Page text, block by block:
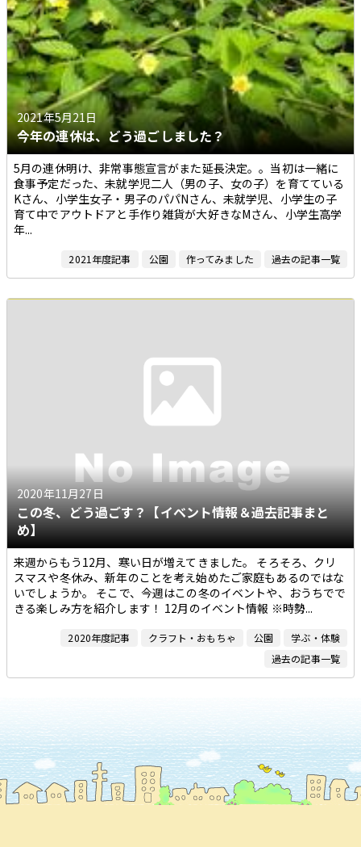
2021年5月21日
今年の連休は、どう過ごしました？
5月の連休明け、非常事態宣言がまた延長決定。。当初は一緒に
食事予定だった、未就学児二人（男の子、女の子）を育てている
Kさん、小学生女子・男子のパパNさん、未就学児、小学生の子
育て中でアウトドアと手作り雑貨が大好きなMさん、小学生高学
年...
2021年度記事 公園 作ってみました 過去の記事一覧
2020年11月27日
この冬、どう過ごす？【イベント情報＆過去記事まと
め】
来週からもう12月、寒い日が増えてきました。 そろそろ、クリ
スマスや冬休み、新年のことを考え始めたご家庭もあるのではな
いでしょうか。 そこで、今週はこの冬のイベントや、おうちでで
きる楽しみ方を紹介します！ 12月のイベント情報 ※時勢...
2020年度記事 クラフト・おもちゃ 公園
学ぶ・体験
過去の記事一覧